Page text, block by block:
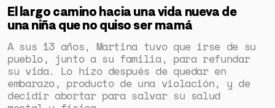
El largo camino hacia una vida nueva de
una niña que no quiso ser mamá
A sus 13 años, Martina tuvo que irse de su
pueblo, junto a su familia, para refundar
su vida. Lo hizo después de quedar en
embarazo, producto de una violación, y de
decidir abortar para salvar su salud